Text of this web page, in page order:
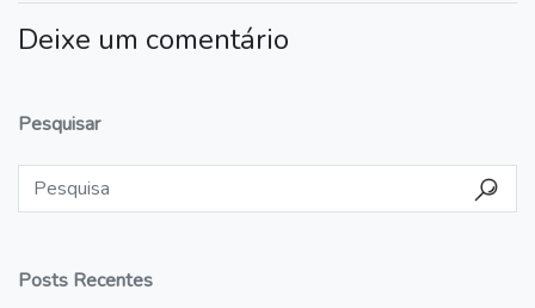
Deixe um comentário
Pesquisar
Posts Recentes